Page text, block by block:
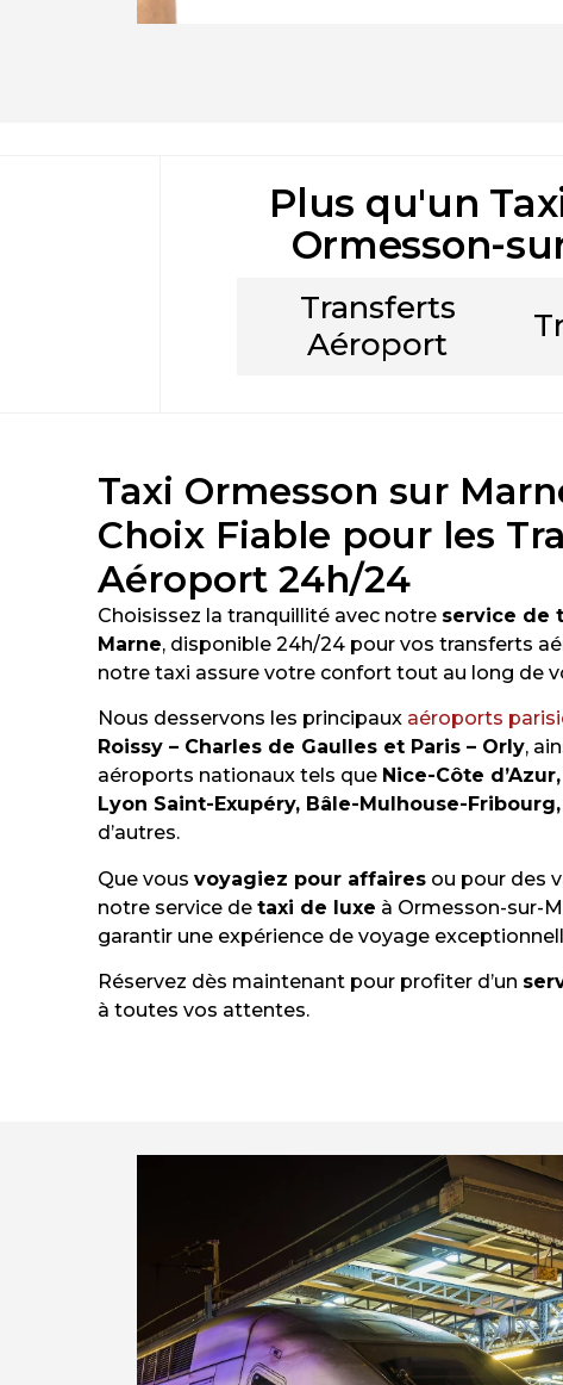
Plus qu'un
Ormesson-
Transferts
Aéroport
Taxi Ormesson sur
Choix Fiable pour les
Aéroport 24h/24
Choisissez la tranquillité avec notre service de
Marne, disponible 24h/24 pour vos transferts
notre taxi assure votre confort tout au long de
Nous desservons les principaux aéroports
Roissy – Charles de Gaulles et Paris – Orly,
aéroports nationaux tels que Nice-Côte
Lyon Saint-Exupéry, Bâle-Mulhouse-
d’autres.
Que vous voyagiez pour affaires ou pour des
notre service de taxi de luxe à Ormesson-sur-
garantir une expérience de voyage
Réservez dès maintenant pour profiter d’un
à toutes vos attentes.